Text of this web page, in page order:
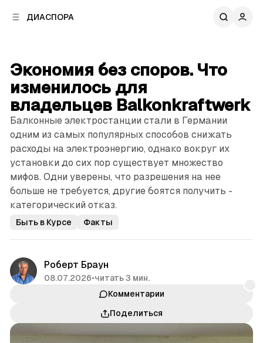
ДИАСПОРА
Экономия без споров. Что
изменилось для
владельцев ­Balkonkraftwerk
Балконные электростанции стали в Германии
одним из самых популярных способов снижать
расходы на электроэнергию, однако вокруг их
установки до сих пор существует множество
мифов. Одни уверены, что разрешения на нее
больше не требуется, другие боятся получить ­
категорический отказ.
Быть в Курсе Факты
Роберт Браун
08.07.2026•читать 3 мин.
Комментарии
Поделиться